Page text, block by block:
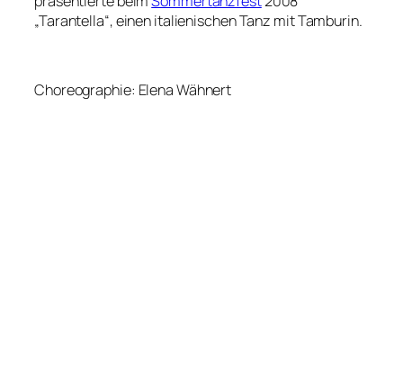
„Tarantella“, einen italienischen Tanz mit Tamburin.
Choreographie: Elena Wähnert